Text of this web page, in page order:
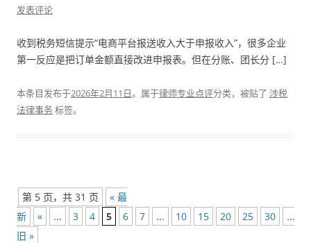
发表评论
收到税务短信提示“电商平台报送收入大于申报收入”，很多企业
第一反应是把订单金额直接改进申报表。但在分账、团长分 […]
本条目发布于2026年2月11日。属于律师专业点评分类，被贴了 涉税
法律事务标签。
第 5 页，共 31 页
« 最
新
« ... 3 4 5 6 7 ... 10 15 20 25 30 ...
旧 »